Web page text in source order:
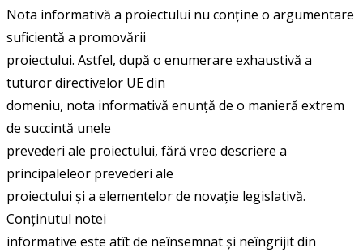
Nota informativă a proiectului nu conține o argumentare
suficientă a promovării
proiectului. Astfel, după o enumerare exhaustivă a
tuturor directivelor UE din
domeniu, nota informativă enunță de o manieră extrem
de succintă unele
prevederi ale proiectului, fără vreo descriere a
principaleleor prevederi ale
proiectului și a elementelor de novație legislativă.
Conținutul notei
informative este atît de neînsemnat și neîngrijit din